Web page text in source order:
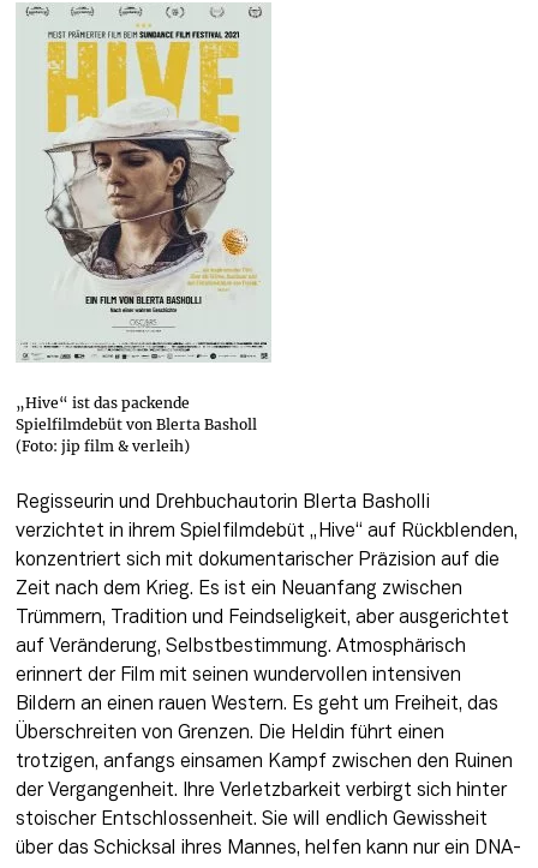
„Hive“ ist das packende
Spielfilmdebüt von Blerta Basholl
(Foto: jip film & verleih)
Regisseurin und Drehbuchautorin Blerta Basholli
verzichtet in ihrem Spielfilmdebüt „Hive“ auf Rückblenden,
konzentriert sich mit dokumentarischer Präzision auf die
Zeit nach dem Krieg. Es ist ein Neuanfang zwischen
Trümmern, Tradition und Feindseligkeit, aber ausgerichtet
auf Veränderung, Selbstbestimmung. Atmosphärisch
erinnert der Film mit seinen wundervollen intensiven
Bildern an einen rauen Western. Es geht um Freiheit, das
Überschreiten von Grenzen. Die Heldin führt einen
trotzigen, anfangs einsamen Kampf zwischen den Ruinen
der Vergangenheit. Ihre Verletzbarkeit verbirgt sich hinter
stoischer Entschlossenheit. Sie will endlich Gewissheit
über das Schicksal ihres Mannes, helfen kann nur ein DNA-